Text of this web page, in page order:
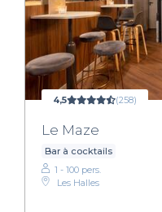
4,5 (258)
Le Maze
Bar à cocktails
1 - 100 pers.
Les Halles